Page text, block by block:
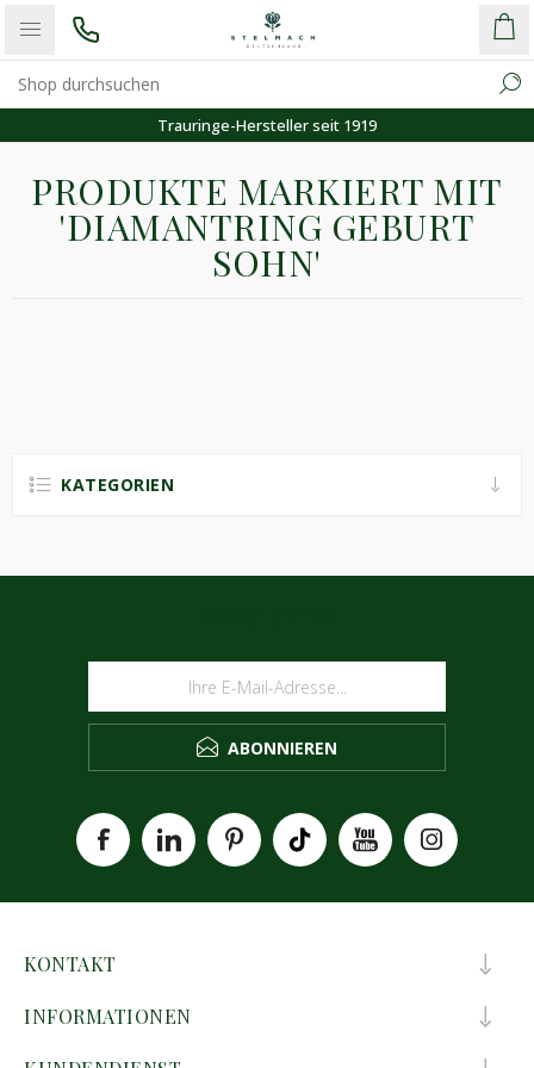
Trauringe-Hersteller seit 1919
PRODUKTE MARKIERT MIT
'DIAMANTRING GEBURT
SOHN'
KATEGORIEN
ABONNIEREN
KONTAKT
INFORMATIONEN